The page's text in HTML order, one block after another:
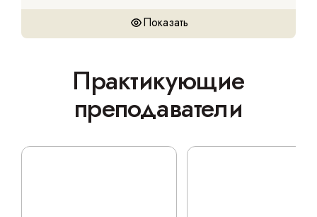
Показать
Практикующие
преподаватели